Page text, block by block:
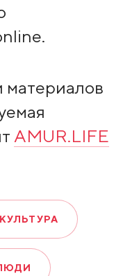
материалов
AMUR.LIFE